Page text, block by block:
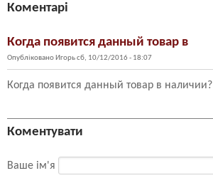
Коментарі
Когда появится данный товар в
Опубліковано Игорьсб, 10/12/2016 - 18:07
Когда появится данный товар в наличии?
Коментувати
Ваше ім'я